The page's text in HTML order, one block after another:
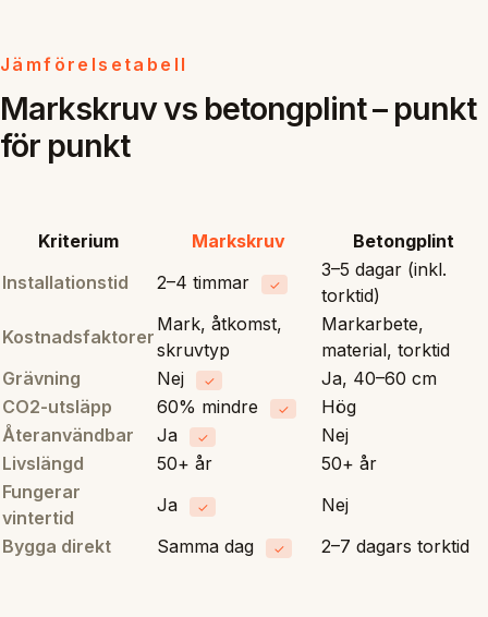
Jämförelsetabell
Markskruv vs betongplint – punkt
för punkt
Kriterium Markskruv
Betongplint
Installationstid
2–4 timmar ✓
3–5 dagar (inkl.
torktid)
Kostnadsfaktorer
Mark, åtkomst,
skruvtyp
Markarbete,
material, torktid
Grävning
Nej ✓
Ja, 40–60 cm
CO2-utsläpp
60% mindre ✓
Hög
Återanvändbar
Ja ✓
Nej
Livslängd
50+ år
50+ år
Fungerar
vintertid
Ja ✓
Nej
Bygga direkt
Samma dag ✓ 2–7 dagars torktid